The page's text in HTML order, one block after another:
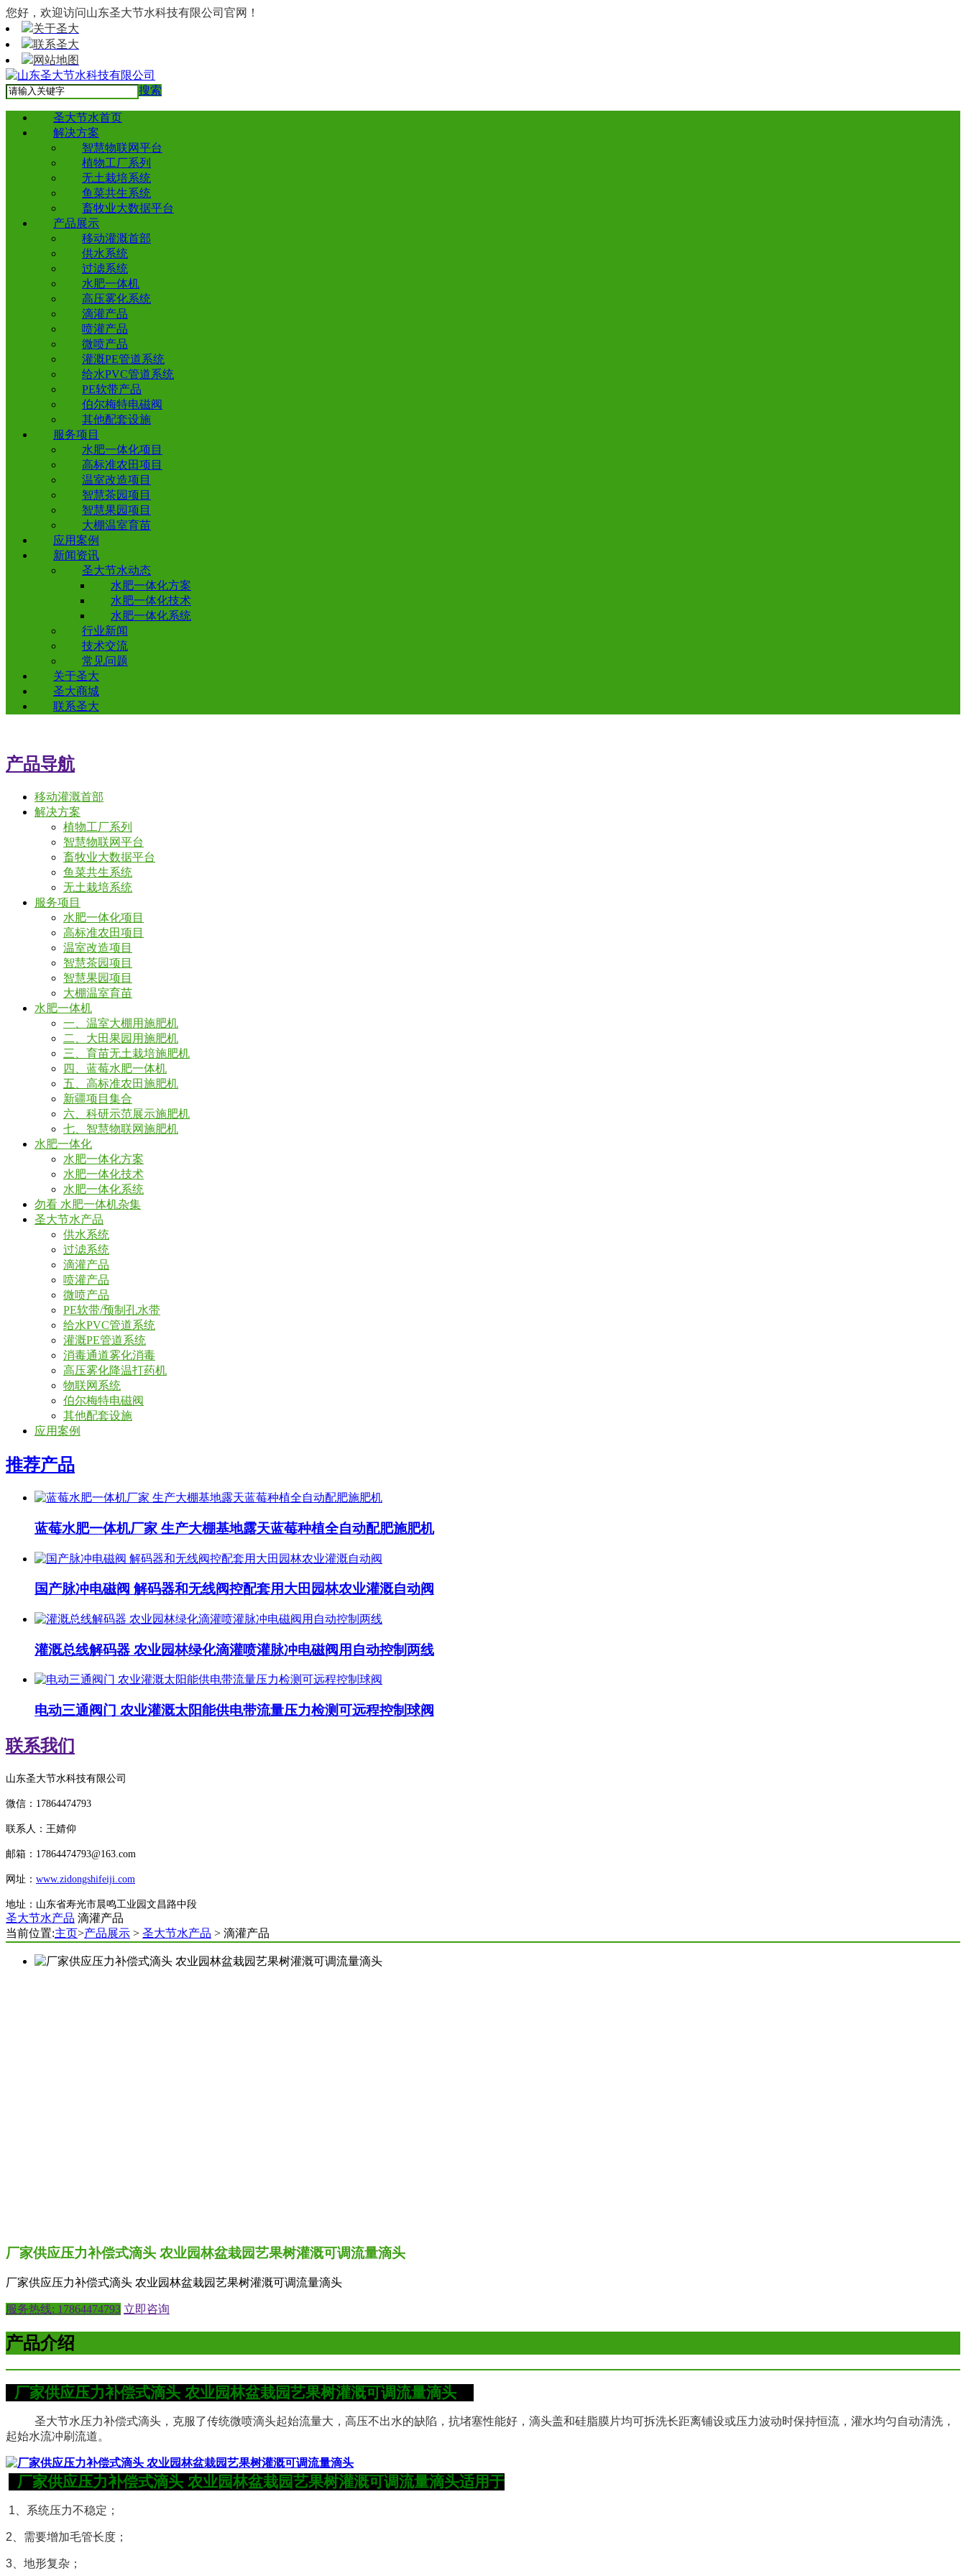
您好，欢迎访问山东圣大节水科技有限公司官网！
关于圣大
联系圣大
网站地图
搜索
圣大节水首页
解决方案
智慧物联网平台
植物工厂系列
无土栽培系统
鱼菜共生系统
畜牧业大数据平台
产品展示
移动灌溉首部
供水系统
过滤系统
水肥一体机
高压雾化系统
滴灌产品
喷灌产品
微喷产品
灌溉PE管道系统
给水PVC管道系统
PE软带产品
伯尔梅特电磁阀
其他配套设施
服务项目
水肥一体化项目
高标准农田项目
温室改造项目
智慧茶园项目
智慧果园项目
大棚温室育苗
应用案例
新闻资讯
圣大节水动态
水肥一体化方案
水肥一体化技术
水肥一体化系统
行业新闻
技术交流
常见问题
关于圣大
圣大商城
联系圣大
产品导航
移动灌溉首部
解决方案
植物工厂系列
智慧物联网平台
畜牧业大数据平台
鱼菜共生系统
无土栽培系统
服务项目
水肥一体化项目
高标准农田项目
温室改造项目
智慧茶园项目
智慧果园项目
大棚温室育苗
水肥一体机
一、温室大棚用施肥机
二、大田果园用施肥机
三、育苗无土栽培施肥机
四、蓝莓水肥一体机
五、高标准农田施肥机
新疆项目集合
六、科研示范展示施肥机
七、智慧物联网施肥机
水肥一体化
水肥一体化方案
水肥一体化技术
水肥一体化系统
勿看 水肥一体机杂集
圣大节水产品
供水系统
过滤系统
滴灌产品
喷灌产品
微喷产品
PE软带/预制孔水带
给水PVC管道系统
灌溉PE管道系统
消毒通道雾化消毒
高压雾化降温打药机
物联网系统
伯尔梅特电磁阀
其他配套设施
应用案例
推荐产品
蓝莓水肥一体机厂家 生产大棚基地露天蓝莓种植全自动配肥施肥机
国产脉冲电磁阀 解码器和无线阀控配套用大田园林农业灌溉自动阀
灌溉总线解码器 农业园林绿化滴灌喷灌脉冲电磁阀用自动控制两线
电动三通阀门 农业灌溉太阳能供电带流量压力检测可远程控制球阀
联系我们
山东圣大节水科技有限公司
微信： 17864474793
联系人：王婧仰
邮箱： 17864474793@163.com
网址： www.zidongshifeiji.com
地址：山东省寿光市晨鸣工业园文昌路中段
圣大节水产品 滴灌产品
当前位置:主页>产品展示 > 圣大节水产品 > 滴灌产品
厂家供应压力补偿式滴头 农业园林盆栽园艺果树灌溉可调流量滴头
厂家供应压力补偿式滴头 农业园林盆栽园艺果树灌溉可调流量滴头
服务热线: 17864474793 立即咨询
产品介绍
厂家供应压力补偿式滴头 农业园林盆栽园艺果树灌溉可调流量滴头
圣大节水压力补偿式滴头，克服了传统微喷滴头起始流量大，高压不出水的缺陷，抗堵塞性能好，滴头盖和硅脂膜片均可拆洗长距离铺设或压力波动时保持恒流，灌水均匀自动清洗，
起始水流冲刷流道。
厂家供应压力补偿式滴头 农业园林盆栽园艺果树灌溉可调流量滴头适用于
1、系统压力不稳定；
2、需要增加毛管长度；
3、地形复杂；